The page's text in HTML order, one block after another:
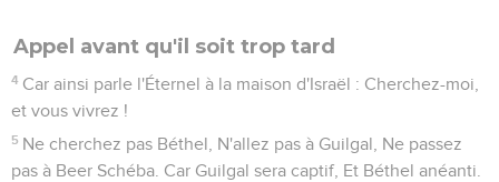
Appel avant qu'il soit trop tard
4 Car ainsi parle l'Éternel à la maison d'Israël : Cherchez-moi,
et vous vivrez !
5 Ne cherchez pas Béthel, N'allez pas à Guilgal, Ne passez
pas à Beer Schéba. Car Guilgal sera captif, Et Béthel anéanti.